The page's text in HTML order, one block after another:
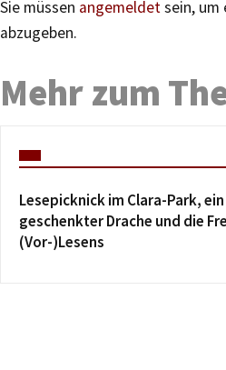
Sie müssen angemeldetsein, um
abzugeben.
Mehr zum
Lesepicknick im Clara-Park, ein
geschenkter Drache und die
(Vor-)Lesens